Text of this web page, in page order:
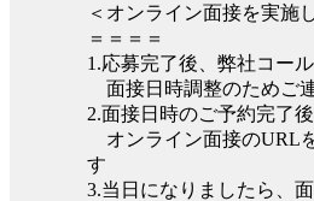
＜オンライン面接を実施
＝＝＝＝
1.応募完了後、弊社コー
面接日時調整のためご
2.面接日時のご予約完了後
オンライン面接のURL
す
3.当日になりましたら、